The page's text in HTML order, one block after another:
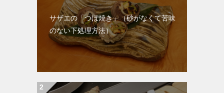
サザエの「つぼ焼き」（砂がなくて苦味
のない下処理方法）